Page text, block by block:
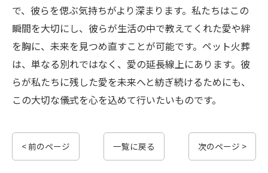
で、彼らを偲ぶ気持ちがより深まります。私たちはこの
瞬間を大切にし、彼らが生活の中で教えてくれた愛や絆
を胸に、未来を見つめ直すことが可能です。ペット火葬
は、単なる別れではなく、愛の延長線上にあります。彼
らが私たちに残した愛を未来へと紡ぎ続けるためにも、
この大切な儀式を心を込めて行いたいものです。
< 前のページ 一覧に戻る 次のページ >